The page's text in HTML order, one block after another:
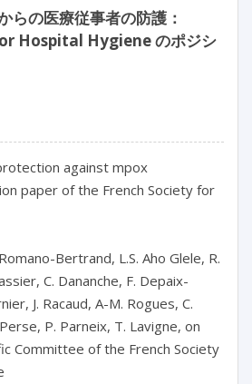
らの医療従事者の防護：
Hospital Hygiene のポジシ
against mpox
paper of the French Society for
Bertrand, L.S. Aho Glele, R.
C. Dananche, F. Depaix-
J. Racaud, A-M. Rogues, C.
P. Parneix, T. Lavigne, on
Committee of the French Society